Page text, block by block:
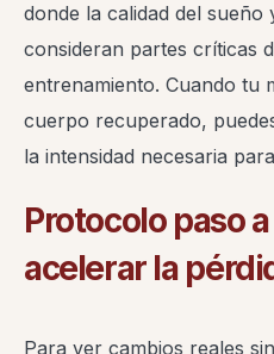
donde la calidad del sueño
consideran partes críticas
entrenamiento. Cuando tu
cuerpo recuperado,
la intensidad necesaria
Protocolo paso
acelerar la
Para ver cambios reales